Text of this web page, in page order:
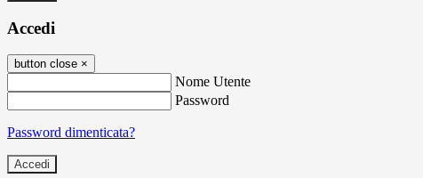
Accedi
button close ×
Nome Utente
Password
Password dimenticata?